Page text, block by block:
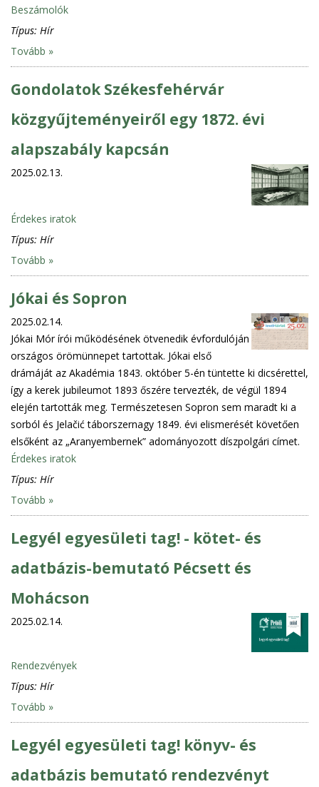
Beszámolók
Típus: Hír
Tovább »
Gondolatok Székesfehérvár
közgyűjteményeiről egy 1872. évi
alapszabály kapcsán
2025.02.13.
Érdekes iratok
Típus: Hír
Tovább »
Jókai és Sopron
2025.02.14.
Jókai Mór írói működésének ötvenedik évfordulóján
országos örömünnepet tartottak. Jókai első
drámáját az Akadémia 1843. október 5-én tüntette ki dicsérettel,
így a kerek jubileumot 1893 őszére tervezték, de végül 1894
elején tartották meg. Természetesen Sopron sem maradt ki a
sorból és Jelačić táborszernagy 1849. évi elismerését követően
elsőként az „Aranyembernek” adományozott díszpolgári címet.
Érdekes iratok
Típus: Hír
Tovább »
Legyél egyesületi tag! - kötet- és
adatbázis-bemutató Pécsett és
Mohácson
2025.02.14.
Rendezvények
Típus: Hír
Tovább »
Legyél egyesületi tag! könyv- és
adatbázis bemutató rendezvényt